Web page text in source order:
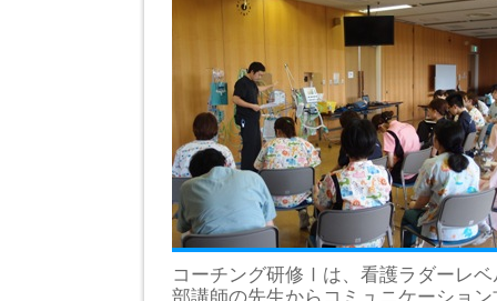
コーチング研修Ⅰは、看護ラダーレ